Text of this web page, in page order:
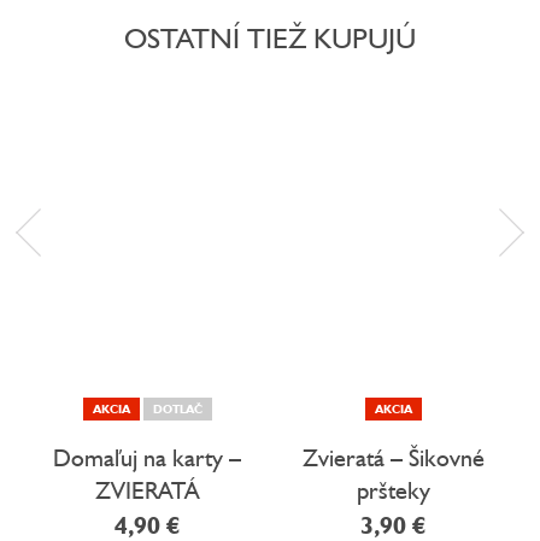
OSTATNÍ TIEŽ KUPUJÚ
AKCIA DOTLAČ
Domaľuj na karty –
ZVIERATÁ
4,90 €
AKCIA
Zvieratá – Šikovné
pršteky
3,90 €